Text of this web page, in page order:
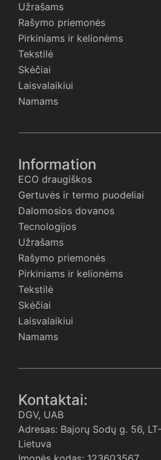
Užrašams
Rašymo priemonės
Pirkiniams ir kelionėms
Tekstilė
Skėčiai
Laisvalaikiui
Namams
Information
ECO draugiškos
Gertuvės ir termo puodeliai
Dalomosios dovanos
Tecnologijos
Užrašams
Rašymo priemonės
Pirkiniams ir kelionėms
Tekstilė
Skėčiai
Laisvalaikiui
Namams
Kontaktai:
DGV, UAB
Adresas: Bajorų Sodų g. 56,
Lietuva